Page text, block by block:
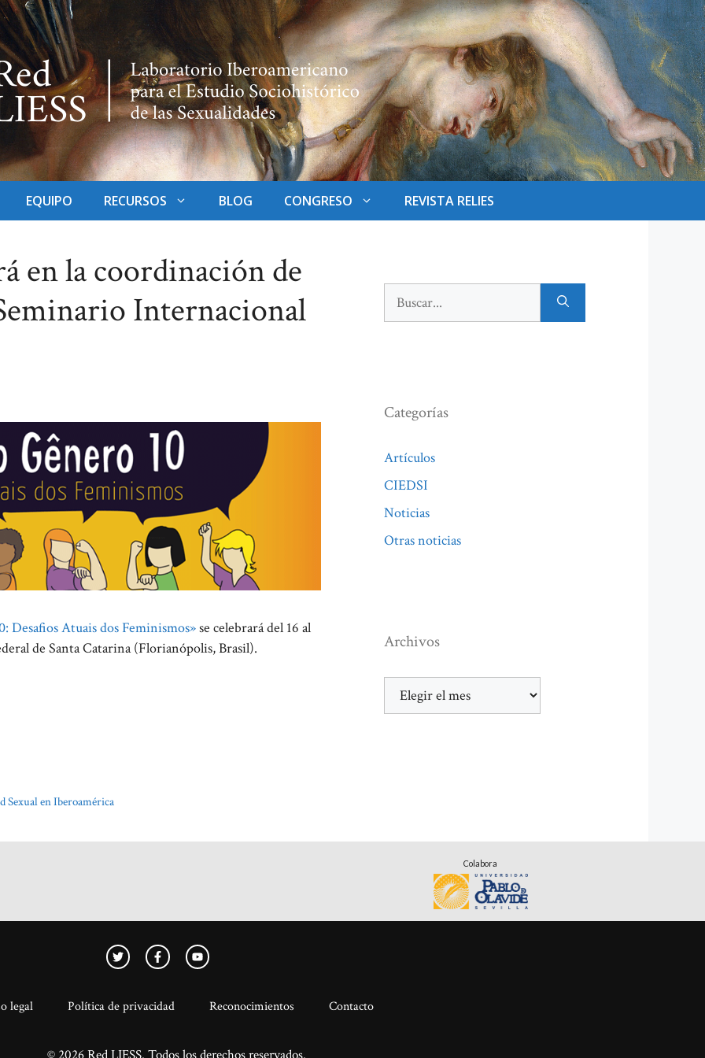
EQUIPO RECURSOS BLOG CONGRESO REVISTA RELIES
en la coordinación de
Internacional
Desafios Atuais dos Feminismos»se celebrará del 16 al
de Santa Catarina (Florianópolis, Brasil).
Sexual en Iberoamérica
Categorías
Artículos
CIEDSI
Noticias
Otras noticias
Archivos
Archivos
Colabora
legal Política de privacidad Reconocimientos Contacto